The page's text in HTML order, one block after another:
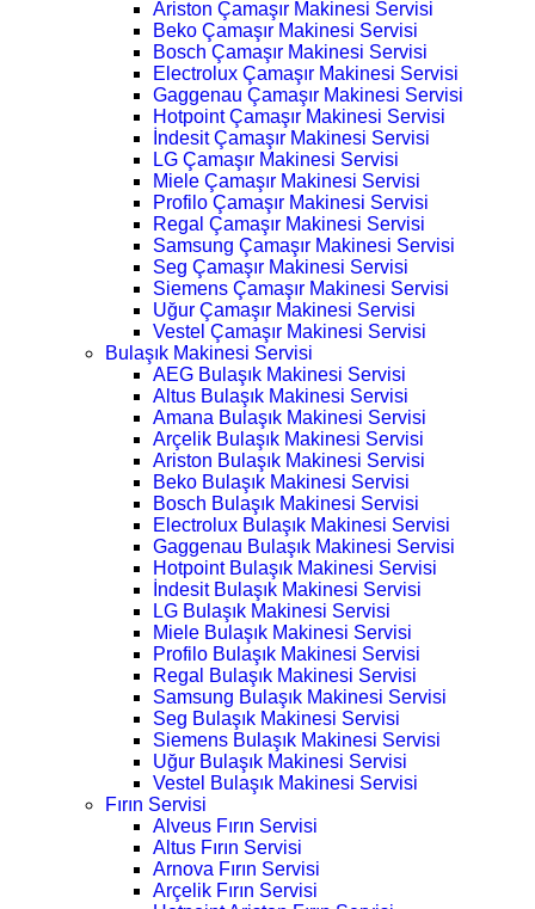
Ariston Çamaşır Makinesi Servisi
Beko Çamaşır Makinesi Servisi
Bosch Çamaşır Makinesi Servisi
Electrolux Çamaşır Makinesi Servisi
Gaggenau Çamaşır Makinesi Servisi
Hotpoint Çamaşır Makinesi Servisi
İndesit Çamaşır Makinesi Servisi
LG Çamaşır Makinesi Servisi
Miele Çamaşır Makinesi Servisi
Profilo Çamaşır Makinesi Servisi
Regal Çamaşır Makinesi Servisi
Samsung Çamaşır Makinesi Servisi
Seg Çamaşır Makinesi Servisi
Siemens Çamaşır Makinesi Servisi
Uğur Çamaşır Makinesi Servisi
Vestel Çamaşır Makinesi Servisi
Bulaşık Makinesi Servisi
AEG Bulaşık Makinesi Servisi
Altus Bulaşık Makinesi Servisi
Amana Bulaşık Makinesi Servisi
Arçelik Bulaşık Makinesi Servisi
Ariston Bulaşık Makinesi Servisi
Beko Bulaşık Makinesi Servisi
Bosch Bulaşık Makinesi Servisi
Electrolux Bulaşık Makinesi Servisi
Gaggenau Bulaşık Makinesi Servisi
Hotpoint Bulaşık Makinesi Servisi
İndesit Bulaşık Makinesi Servisi
LG Bulaşık Makinesi Servisi
Miele Bulaşık Makinesi Servisi
Profilo Bulaşık Makinesi Servisi
Regal Bulaşık Makinesi Servisi
Samsung Bulaşık Makinesi Servisi
Seg Bulaşık Makinesi Servisi
Siemens Bulaşık Makinesi Servisi
Uğur Bulaşık Makinesi Servisi
Vestel Bulaşık Makinesi Servisi
Fırın Servisi
Alveus Fırın Servisi
Altus Fırın Servisi
Arnova Fırın Servisi
Arçelik Fırın Servisi